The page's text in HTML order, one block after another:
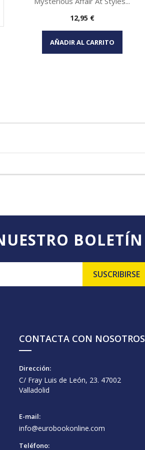
Vista rápida
Precio
12,95 €
AÑADIR AL CARRITO
BOLETÍN
CONTACTA CON NOSOTROS
Dirección:
C/ Fray Luis de León, 23. 47002
Valladolid
E-mail:
info@eurobookonline.com
Teléfono: